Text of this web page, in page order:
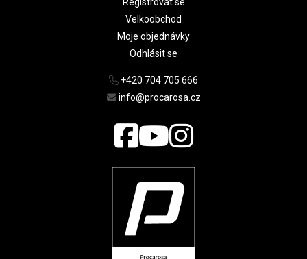
Velkoobchod
Moje objednávky
Odhlásit se
+420 704 705 666
info@procarosa.cz